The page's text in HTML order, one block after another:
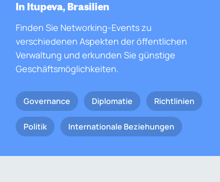
In Itupeva, Brasilien
Finden Sie Networking-Events zu
verschiedenen Aspekten der öffentlichen
Verwaltung und erkunden Sie günstige
Geschäftsmöglichkeiten.
Governance Diplomatie Richtlinien
Politik Internationale Beziehungen